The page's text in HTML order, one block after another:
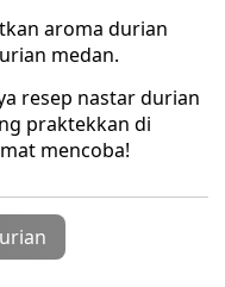
aroma durian
medan.
resep nastar durian
praktekkan di
mencoba!